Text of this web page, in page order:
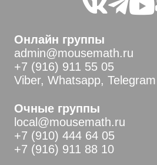
Онлайн группы
admin@mousemath.ru
+7 (916) 911 55 05
Viber, Whatsapp, Telegram
Очные группы
local@mousemath.ru
+7 (910) 444 64 05
+7 (916) 911 88 10